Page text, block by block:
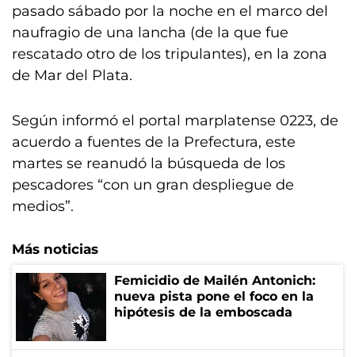
pasado sábado por la noche en el marco del
naufragio de una lancha (de la que fue
rescatado otro de los tripulantes), en la zona
de Mar del Plata.
Según informó el portal marplatense 0223, de
acuerdo a fuentes de la Prefectura, este
martes se reanudó la búsqueda de los
pescadores “con un gran despliegue de
medios”.
Más noticias
Femicidio de Mailén Antonich:
nueva pista pone el foco en la
hipótesis de la emboscada